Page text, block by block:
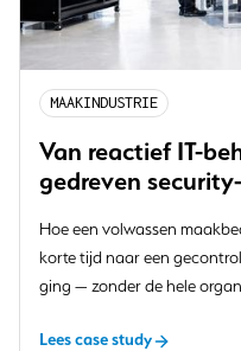
MAAKINDUSTRIE
Van reactief IT-
gedreven
Hoe een volwassen
korte tijd naar een
ging — zonder de hele
Lees case study